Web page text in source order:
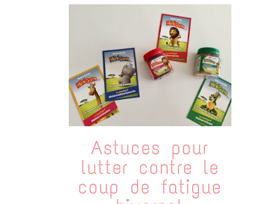
Astuces pour
lutter contre le
coup de fatigue